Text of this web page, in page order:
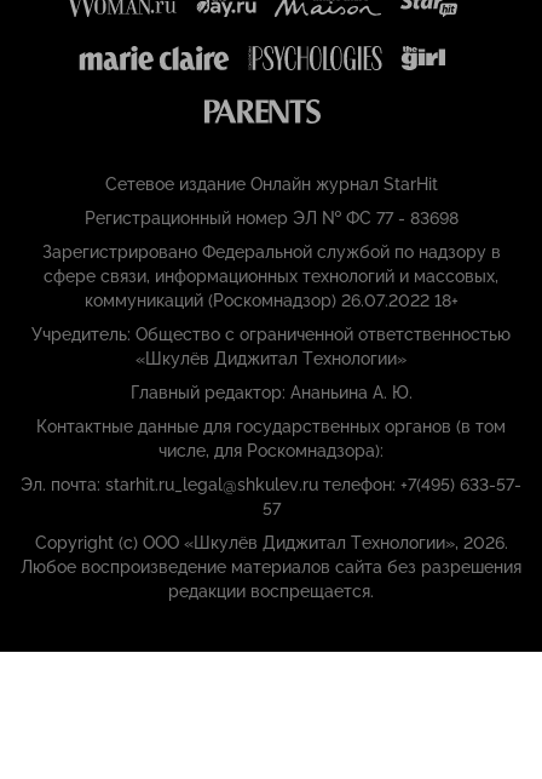
Сетевое издание Онлайн журнал StarHit
Регистрационный номер ЭЛ № ФС 77 - 83698
Зарегистрировано Федеральной службой по надзору в
сфере связи, информационных технологий и массовых,
коммуникаций (Роскомнадзор) 26.07.2022 18+
Учредитель: Общество с ограниченной ответственностью
«Шкулёв Диджитал Технологии»
Главный редактор: Ананьина А. Ю.
Контактные данные для государственных органов (в том
числе, для Роскомнадзора):
Эл. почта: starhit.ru_legal@shkulev.ru телефон: +7(495) 633-57-
57
Copyright (с) ООО «Шкулёв Диджитал Технологии», 2026.
Любое воспроизведение материалов сайта без разрешения
редакции воспрещается.